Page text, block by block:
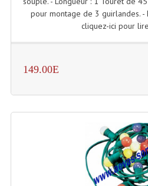
Guirlandes
Lampes
Ampoules - Tubes
pour montage de 3 guirlandes.
cliquez-ici pour
149.00E